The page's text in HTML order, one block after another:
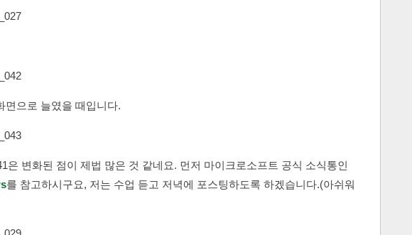
면으로 늘였을 때입니다.
은 변화된 점이 제법 많은 것 같네요. 먼저 마이크로소프트 공식 소식통인
를 참고하시구요, 저는 수업 듣고 저녁에 포스팅하도록 하겠습니다.(아쉬워